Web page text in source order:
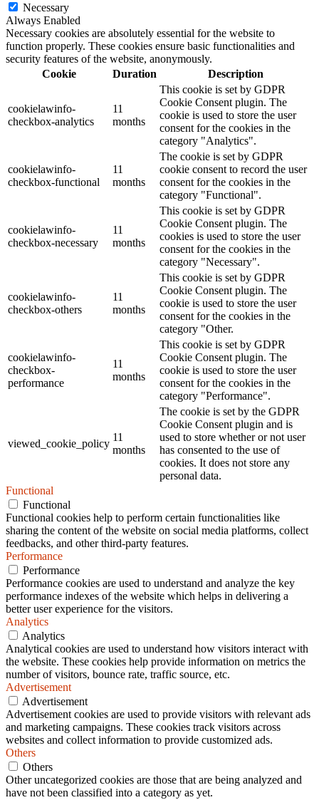
Necessary
Always Enabled
Necessary cookies are absolutely essential for the website to
function properly. These cookies ensure basic functionalities and
security features of the website, anonymously.
Cookie
Duration Description
cookielawinfo-
checkbox-analytics
11
months
This cookie is set by GDPR
Cookie Consent plugin. The
cookie is used to store the user
consent for the cookies in the
category "Analytics".
cookielawinfo-
checkbox-functional
11
months
The cookie is set by GDPR
cookie consent to record the user
consent for the cookies in the
category "Functional".
cookielawinfo-
checkbox-necessary
11
months
This cookie is set by GDPR
Cookie Consent plugin. The
cookies is used to store the user
consent for the cookies in the
category "Necessary".
cookielawinfo-
checkbox-others
11
months
This cookie is set by GDPR
Cookie Consent plugin. The
cookie is used to store the user
consent for the cookies in the
category "Other.
cookielawinfo-
checkbox-
performance
11
months
This cookie is set by GDPR
Cookie Consent plugin. The
cookie is used to store the user
consent for the cookies in the
category "Performance".
viewed_cookie_policy
11
months
The cookie is set by the GDPR
Cookie Consent plugin and is
used to store whether or not user
has consented to the use of
cookies. It does not store any
personal data.
Functional
Functional
Functional cookies help to perform certain functionalities like
sharing the content of the website on social media platforms, collect
feedbacks, and other third-party features.
Performance
Performance
Performance cookies are used to understand and analyze the key
performance indexes of the website which helps in delivering a
better user experience for the visitors.
Analytics
Analytics
Analytical cookies are used to understand how visitors interact with
the website. These cookies help provide information on metrics the
number of visitors, bounce rate, traffic source, etc.
Advertisement
Advertisement
Advertisement cookies are used to provide visitors with relevant ads
and marketing campaigns. These cookies track visitors across
websites and collect information to provide customized ads.
Others
Others
Other uncategorized cookies are those that are being analyzed and
have not been classified into a category as yet.